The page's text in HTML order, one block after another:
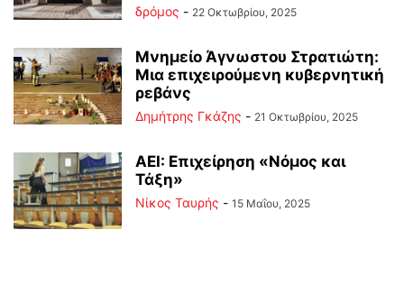
δρόμος - 22 Οκτωβρίου, 2025
Μνημείο Άγνωστου Στρατιώτη:
Μια επιχειρούμενη κυβερνητική
ρεβάνς
Δημήτρης Γκάζης - 21 Οκτωβρίου, 2025
ΑΕΙ: Επιχείρηση «Νόμος και
Τάξη»
Νίκος Ταυρής - 15 Μαΐου, 2025